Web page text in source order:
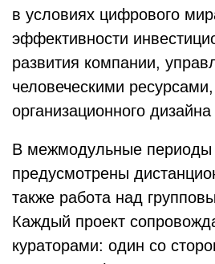
в условиях цифрового
эффективности
развития компании,
человеческими ресурсами,
организационного
В межмодульные периоды
предусмотрены
также работа над
Каждый проект
кураторами: один со